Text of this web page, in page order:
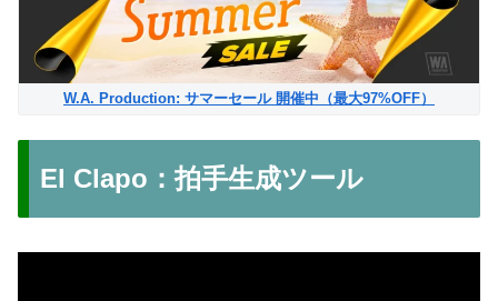
W.A. Production: サマーセール 開催中（最大97%OFF）
El Clapo：拍手生成ツール